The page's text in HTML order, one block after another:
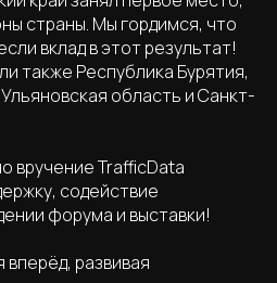
страны. Мы гордимся, что
вклад в этот результат!
также Республика Бурятия,
область и Санкт-
вручение TrafficData
содействие
форума и выставки!
развивая